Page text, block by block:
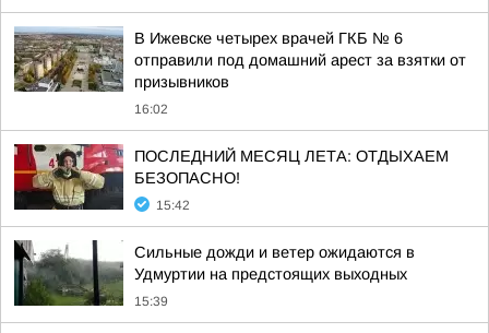
В Ижевске четырех врачей ГКБ № 6
отправили под домашний арест за взятки от
призывников
16:02
ПОСЛЕДНИЙ МЕСЯЦ ЛЕТА: ОТДЫХАЕМ
БЕЗОПАСНО!
15:42
Сильные дожди и ветер ожидаются в
Удмуртии на предстоящих выходных
15:39